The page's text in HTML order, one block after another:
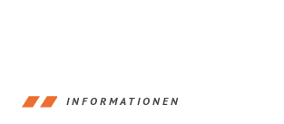
INFORMATIONEN